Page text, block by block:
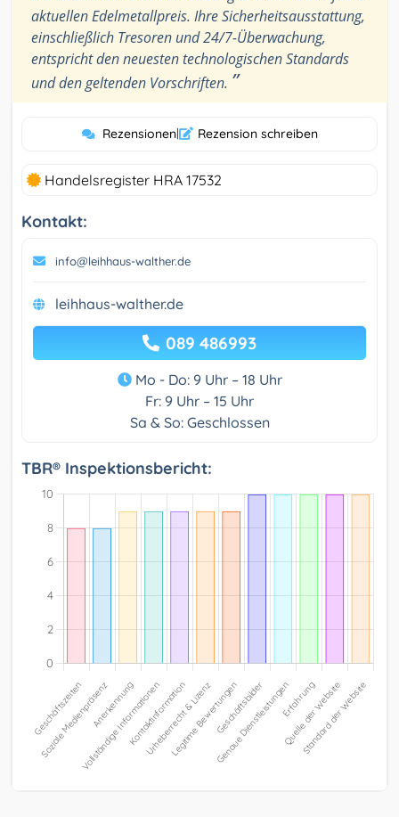
aktuellen Edelmetallpreis. Ihre Sicherheitsausstattung,
einschließlich Tresoren und 24/7-Überwachung,
entspricht den neuesten technologischen Standards
und den geltenden Vorschriften. ”
Rezensionen| Rezension schreiben
Handelsregister HRA 17532
Kontakt:
info@leihhaus-walther.de
leihhaus-walther.de
089 486993
Mo - Do: 9 Uhr – 18 Uhr
Fr: 9 Uhr – 15 Uhr
Sa & So: Geschlossen
TBR® Inspektionsbericht: